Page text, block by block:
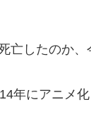
亡したのか、
年にアニメ